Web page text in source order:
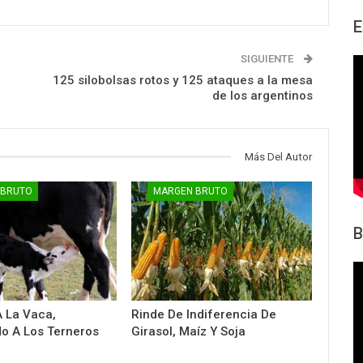
SIGUIENTE
125 silobolsas rotos y 125 ataques a la mesa
de los argentinos
Más Del Autor
La Vaca,
A Los Terneros
MARGEN BRUTO
Rinde De Indiferencia De
Girasol, Maíz Y Soja